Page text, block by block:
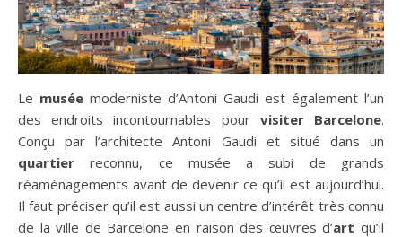
Le musée moderniste d’Antoni Gaudi est également l’un
des endroits incontournables pour visiter Barcelone.
Conçu par l’architecte Antoni Gaudi et situé dans un
quartierreconnu, ce musée a subi de grands
réaménagements avant de devenir ce qu’il est aujourd’hui.
Il faut préciser qu’il est aussi un centre d’intérêt très connu
de la ville de Barcelone en raison des œuvres d’art qu’il